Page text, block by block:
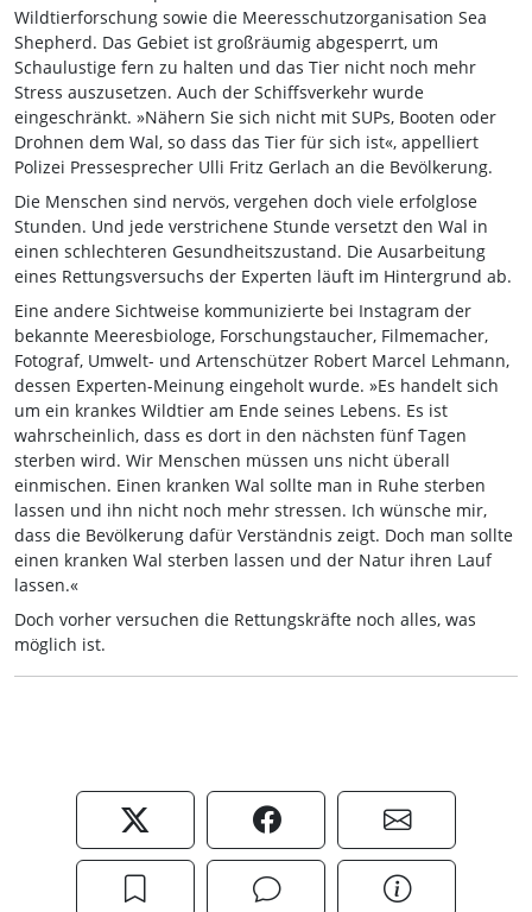
Wildtierforschung sowie die Meeresschutzorganisation Sea
Shepherd. Das Gebiet ist großräumig abgesperrt, um
Schaulustige fern zu halten und das Tier nicht noch mehr
Stress auszusetzen. Auch der Schiffsverkehr wurde
eingeschränkt. »Nähern Sie sich nicht mit SUPs, Booten oder
Drohnen dem Wal, so dass das Tier für sich ist«, appelliert
Polizei Pressesprecher Ulli Fritz Gerlach an die Bevölkerung.
Die Menschen sind nervös, vergehen doch viele erfolglose
Stunden. Und jede verstrichene Stunde versetzt den Wal in
einen schlechteren Gesundheitszustand. Die Ausarbeitung
eines Rettungsversuchs der Experten läuft im Hintergrund ab.
Eine andere Sichtweise kommunizierte bei Instagram der
bekannte Meeresbiologe, Forschungstaucher, Filmemacher,
Fotograf, Umwelt- und Artenschützer Robert Marcel Lehmann,
dessen Experten-Meinung eingeholt wurde. »Es handelt sich
um ein krankes Wildtier am Ende seines Lebens. Es ist
wahrscheinlich, dass es dort in den nächsten fünf Tagen
sterben wird. Wir Menschen müssen uns nicht überall
einmischen. Einen kranken Wal sollte man in Ruhe sterben
lassen und ihn nicht noch mehr stressen. Ich wünsche mir,
dass die Bevölkerung dafür Verständnis zeigt. Doch man sollte
einen kranken Wal sterben lassen und der Natur ihren Lauf
lassen.«
Doch vorher versuchen die Rettungskräfte noch alles, was
möglich ist.